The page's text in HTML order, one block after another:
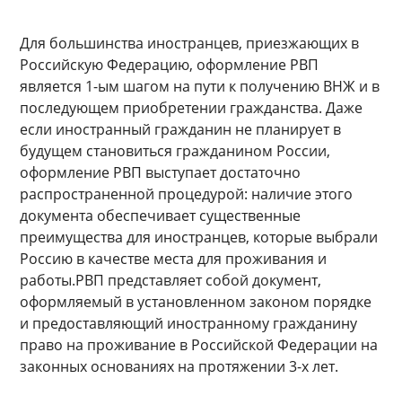
Для большинства иностранцев, приезжающих в
Российскую Федерацию, оформление РВП
является 1-ым шагом на пути к получению ВНЖ и в
последующем приобретении гражданства. Даже
если иностранный гражданин не планирует в
будущем становиться гражданином России,
оформление РВП выступает достаточно
распространенной процедурой: наличие этого
документа обеспечивает существенные
преимущества для иностранцев, которые выбрали
Россию в качестве места для проживания и
работы.РВП представляет собой документ,
оформляемый в установленном законом порядке
и предоставляющий иностранному гражданину
право на проживание в Российской Федерации на
законных основаниях на протяжении 3-х лет.